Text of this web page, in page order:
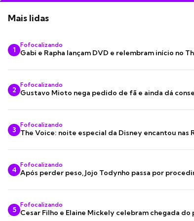
Mais lidas
1
Fofocalizando
Gabi e Rapha lançam DVD e relembram início no
2
Fofocalizando
Gustavo Mioto nega pedido de fã e ainda dá
3
Fofocalizando
The Voice: noite especial da Disney encantou nas
4
Fofocalizando
Após perder peso, Jojo Todynho passa por
5
Fofocalizando
Cesar Filho e Elaine Mickely celebram chegada